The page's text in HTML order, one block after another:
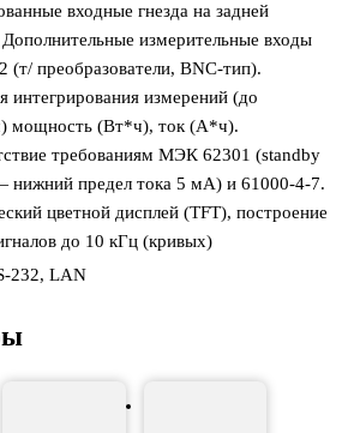
входные гнезда на задней
измерительные входы
(т/ преобразователи, BNC-тип).
интегрирования измерений (до
мощность (Вт*ч), ток (А*ч).
требованиям МЭК 62301 (standby
нижний предел тока 5 мА) и 61000-4-7.
цветной дисплей (TFT), построение
до 10 кГц (кривых)
232, LAN